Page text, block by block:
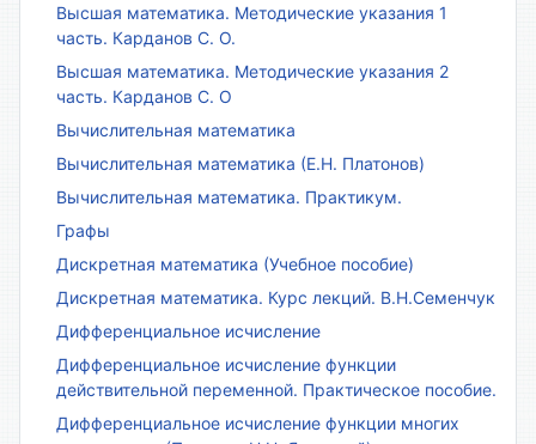
Высшая математика. Методические указания 1
часть. Карданов С. О.
Высшая математика. Методические указания 2
часть. Карданов С. О
Вычислительная математика
Вычислительная математика (Е.Н. Платонов)
Вычислительная математика. Практикум.
Графы
Дискретная математика (Учебное пособие)
Дискретная математика. Курс лекций. В.Н.Семенчук
Дифференциальное исчисление
Дифференциальное исчисление функции
действительной переменной. Практическое пособие.
Дифференциальное исчисление функции многих